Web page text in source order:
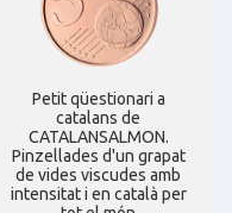
Petit qüestionari a
catalans de
CATALANSALMON.
Pinzellades d'un grapat
de vides viscudes amb
intensitat i en català per